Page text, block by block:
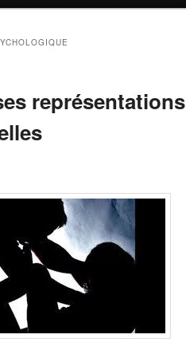
représentations